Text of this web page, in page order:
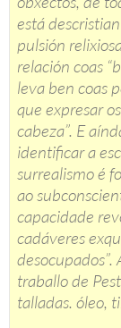
está
pulsión
relación coas
leva ben coas
que expresar
cabeza”. E
identificar a
surrealismo é
ao
capacidade
cadáveres
traballo de
talladas. óleo,